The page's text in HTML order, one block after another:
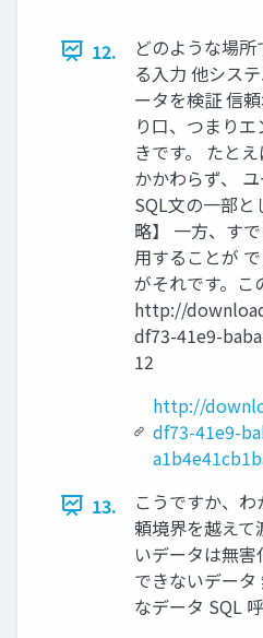
12.
どのような場
る入力 他シス
ータを検証 信
り口、つまり
きです。 たと
かかわらず、
SQL文の一部
略】 一方、す
用することが
がそれです。こ
http://
df73-41e9-
12
http://
df73-41e9-
13.
こうですか、
頼境界を越え
いデータは無
できないデー
なデータ SQL